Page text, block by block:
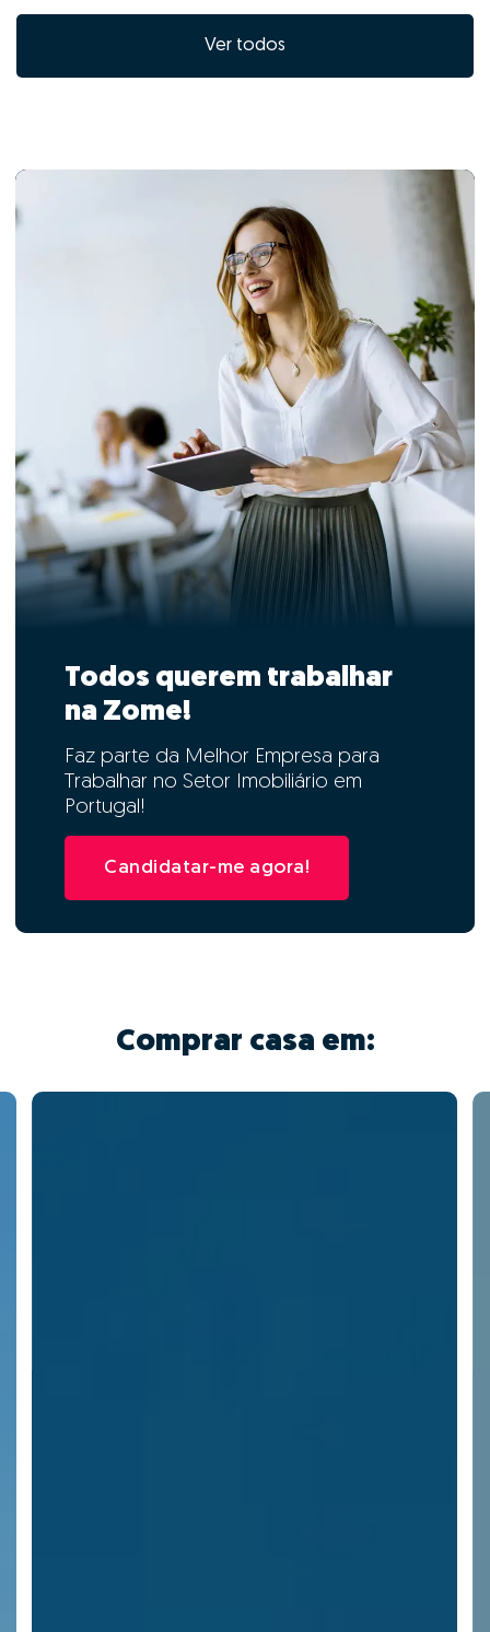
Ver todos
Todos querem trabalhar
na Zome!
Faz parte da Melhor Empresa para
Trabalhar no Setor Imobiliário em
Portugal!
Candidatar-me agora!
Comprar casa em: